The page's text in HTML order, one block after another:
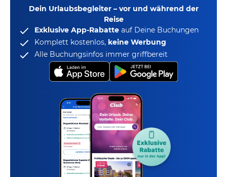
Dein Urlaubsbegleiter – vor und während der
Reise
Exklusive App-Rabatte auf Deine Buchungen
Komplett kostenlos, keine Werbung
Alle Buchungsinfos immer griffbereit